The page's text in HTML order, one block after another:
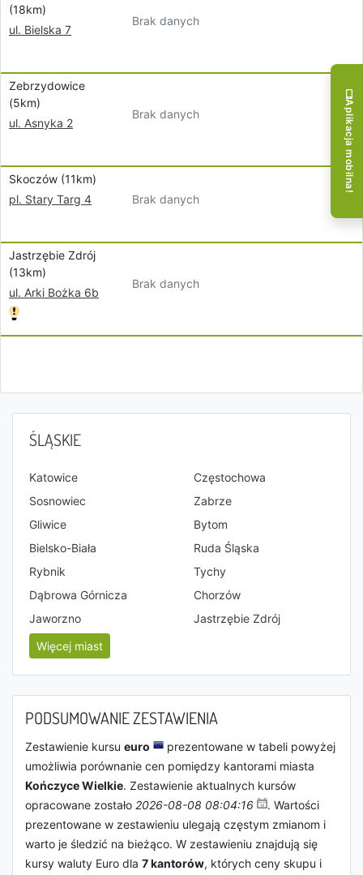
(18km)
ul. Bielska 7
Brak danych
Zebrzydowice
(5km)
ul. Asnyka 2
Brak danych
Skoczów (11km)
pl. Stary Targ 4
Brak danych
Jastrzębie Zdrój
(13km)
ul. Arki Bożka 6b
Brak danych
ŚLĄSKIE
Katowice
Częstochowa
Sosnowiec
Zabrze
Gliwice
Bytom
Bielsko-Biała
Ruda Śląska
Rybnik
Tychy
Dąbrowa Górnicza
Chorzów
Jaworzno
Jastrzębie Zdrój
Więcej miast
PODSUMOWANIE ZESTAWIENIA
Zestawienie kursu euro
prezentowane w tabeli powyżej
umożliwia porównanie cen pomiędzy kantorami miasta
Kończyce Wielkie. Zestawienie aktualnych kursów
opracowane zostało 2026-08-08 08:04:16
. Wartości
prezentowane w zestawieniu ulegają częstym zmianom i
warto je śledzić na bieżąco. W zestawieniu znajdują się
kursy waluty Euro dla 7 kantorów, których ceny skupu i
Aplikacja mobilna!